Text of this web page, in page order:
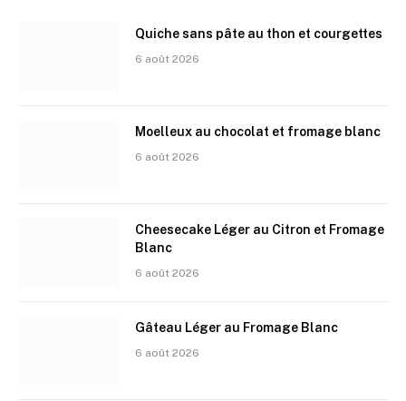
Quiche sans pâte au thon et courgettes
6 août 2026
Moelleux au chocolat et fromage blanc
6 août 2026
Cheesecake Léger au Citron et Fromage
Blanc
6 août 2026
Gâteau Léger au Fromage Blanc
6 août 2026